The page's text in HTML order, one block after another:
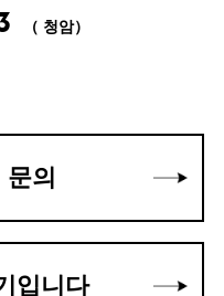
（ 청암）
의
입니다